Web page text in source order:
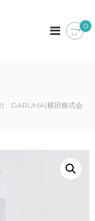
0
DARUMA(横田株式会